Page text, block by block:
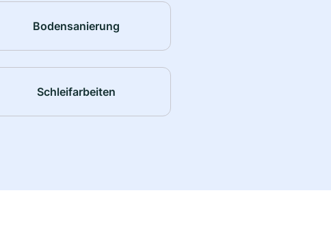
Bodensanierung
Schleifarbeiten